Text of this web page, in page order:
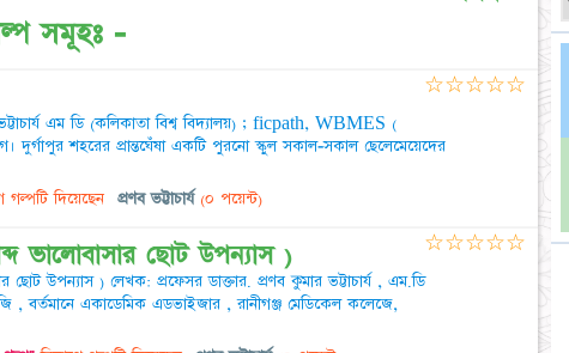
সমূহঃ -
এম ডি (কলিকাতা বিশ্ব বিদ্যালয়) ; ficpath, WBMES (
দুর্গাপুর শহরের প্রান্তঘেঁষা একটি পুরনো স্কুল সকাল-সকাল ছেলেমেয়েদের
গল্পটি দিয়েছেন প্রণব ভট্টাচার্য (০ পয়েন্ট)
☆☆☆☆☆
ভালোবাসার ছোট উপন্যাস )
ছোট উপন্যাস ) লেখক: প্রফেসর ডাক্তার. প্রণব কুমার ভট্টাচার্য , এম.ডি
, বর্তমানে একাডেমিক এডভাইজার , রানীগঞ্জ মেডিকেল কলেজে,
☆☆☆☆☆